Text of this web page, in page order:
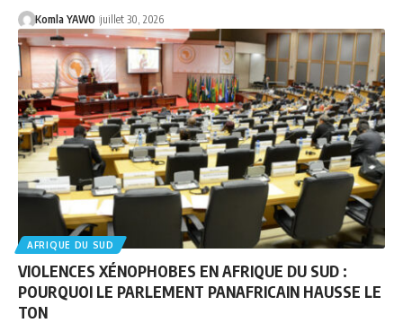
Komla YAWO juillet 30, 2026
AFRIQUE DU SUD
VIOLENCES XÉNOPHOBES EN AFRIQUE DU SUD :
POURQUOI LE PARLEMENT PANAFRICAIN HAUSSE LE
TON